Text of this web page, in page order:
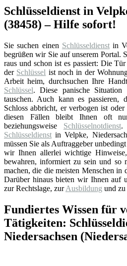
Schlüsseldienst in
(38458) – Hilfe sofort!
Sie suchen einen Schlüsseldienstin
begrüßen wir Sie auf unserem Portal.
raus und schon ist es passiert: Die
der Schlüssel ist noch in der
Arbeit heim, durchsuchen Ihre
Schlüssel. Diese panische
tauschen. Auch kann es passieren,
Schloss abbricht, er verbogen ist
diesen Fällen bleibt Ihnen oft
beziehungsweise Schlüsselnotdienst.
Schlüsseldienst in Velpke,
müssen Sie als Auftraggeber
wir Ihnen allerlei wichtige
bewahren, informiert zu sein und so
machen, die die meisten Menschen in
Darüber hinaus bieten wir Ihnen auf
zur Rechtslage, zurAusbildung und zu
Fundiertes Wissen für
Tätigkeiten:
Niedersachsen